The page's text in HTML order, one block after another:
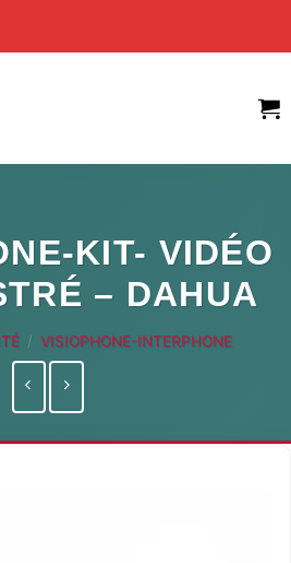
KIT- VIDÉO
– DAHUA
/ VISIOPHONE-INTERPHONE